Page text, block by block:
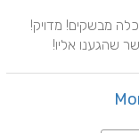
שהגענו אליו!